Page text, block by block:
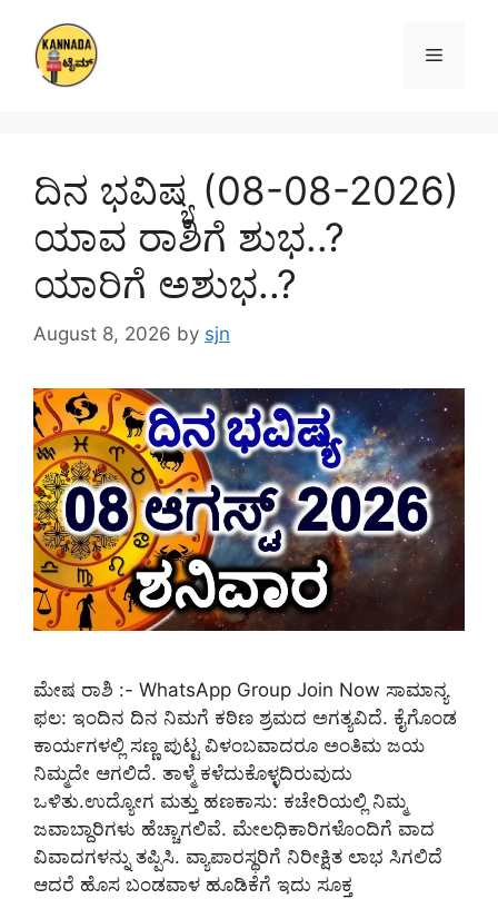
content
Menu
ದಿನ ಭವಿಷ್ಯ (08-08-2026)
ಯಾವ ರಾಶಿಗೆ ಶುಭ..?
ಯಾರಿಗೆ ಅಶುಭ..?
August 8, 2026 by sjn
ಮೇಷ ರಾಶಿ :- WhatsApp Group Join Now ಸಾಮಾನ್ಯ
ಫಲ: ಇಂದಿನ ದಿನ ನಿಮಗೆ ಕಠಿಣ ಶ್ರಮದ ಅಗತ್ಯವಿದೆ. ಕೈಗೊಂಡ
ಕಾರ್ಯಗಳಲ್ಲಿ ಸಣ್ಣ ಪುಟ್ಟ ವಿಳಂಬವಾದರೂ ಅಂತಿಮ ಜಯ
ನಿಮ್ಮದೇ ಆಗಲಿದೆ. ತಾಳ್ಮೆ ಕಳೆದುಕೊಳ್ಳದಿರುವುದು
ಒಳಿತು.ಉದ್ಯೋಗ ಮತ್ತು ಹಣಕಾಸು: ಕಚೇರಿಯಲ್ಲಿ ನಿಮ್ಮ
ಜವಾಬ್ದಾರಿಗಳು ಹೆಚ್ಚಾಗಲಿವೆ. ಮೇಲಧಿಕಾರಿಗಳೊಂದಿಗೆ ವಾದ
ವಿವಾದಗಳನ್ನು ತಪ್ಪಿಸಿ. ವ್ಯಾಪಾರಸ್ಥರಿಗೆ ನಿರೀಕ್ಷಿತ ಲಾಭ ಸಿಗಲಿದೆ
ಆದರೆ ಹೊಸ ಬಂಡವಾಳ ಹೂಡಿಕೆಗೆ ಇದು ಸೂಕ್ತ